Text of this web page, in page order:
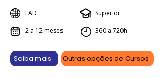
EAD
2 a 12 meses
Superior
360 a 720h
Saiba mais Outras opções de Cursos